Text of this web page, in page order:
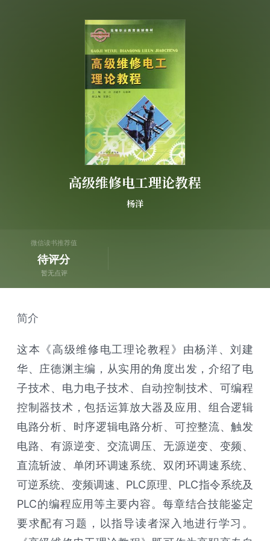
高级维修电工理论教程
杨洋
微信读书推荐值
待评分
暂无点评
简介
这本《高级维修电工理论教程》由杨洋、刘建
华、庄德渊主编，从实用的角度出发，介绍了电
子技术、电力电子技术、自动控制技术、可编程
控制器技术，包括运算放大器及应用、组合逻辑
电路分析、时序逻辑电路分析、可控整流、触发
电路、有源逆变、交流调压、无源逆变、变频、
直流斩波、单闭环调速系统、双闭环调速系统、
可逆系统、变频调速、PLC原理、PLC指令系统及
PLC的编程应用等主要内容。每章结合技能鉴定
要求配有习题，以指导读者深入地进行学习。